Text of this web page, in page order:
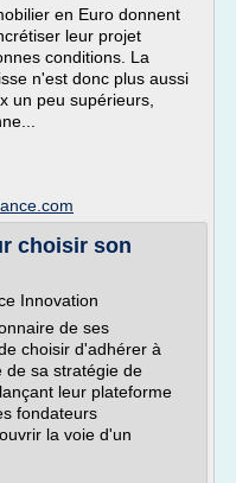
en Euro donnent
leur projet
conditions. La
n'est donc plus aussi
un peu supérieurs,
choisir son
Innovation
de ses
choisir d'adhérer à
de sa stratégie de
leur plateforme
fondateurs
la voie d'un